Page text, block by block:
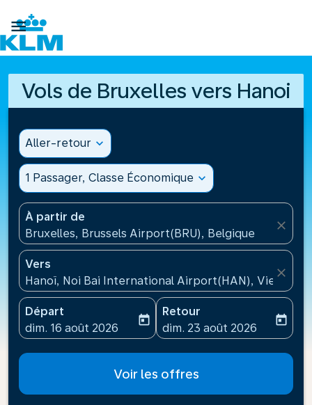

Vols de Bruxelles vers Hanoi
Aller-retour expand_more
1 Passager, Classe Économique expand_more
À partir de
Bruxelles, Brussels Airport(BRU), Belgique
close
Vers
Hanoï, Noi Bai International Airport(HAN), Vietnam
close
Départ
fc-booking-departure-date-aria-label
dim. 16 août 2026
today
Retour
fc-booking-return-date-
dim. 23 août 2026
today
Voir les offres